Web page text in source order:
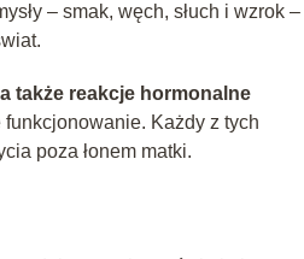
– smak, węch, słuch i wzrok –
także reakcje hormonalne
Każdy z tych
poza łonem matki.